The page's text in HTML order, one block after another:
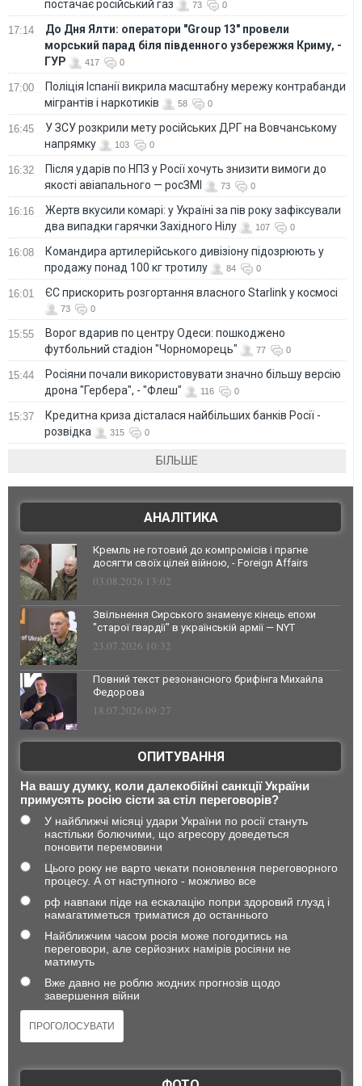
постачає російський газ 73 0
17:14
До Дня Ялти: оператори "Group 13" провели
морський парад біля південного узбережжя Криму, -
ГУР
417 0
17:00
Поліція Іспанії викрила масштабну мережу контрабанди
мігрантів і наркотиків
58 0
16:45
У ЗСУ розкрили мету російських ДРГ на Вовчанському
напрямку
103 0
16:32
Після ударів по НПЗ у Росії хочуть знизити вимоги до
якості авіапального — росЗМІ
73 0
16:16
Жертв вкусили комарі: у Україні за пів року зафіксували
два випадки гарячки Західного Нілу
107 0
16:08
Командира артилерійського дивізіону підозрюють у
продажу понад 100 кг тротилу
84 0
16:01 ЄС прискорить розгортання власного Starlink у космосі
73 0
15:55
Ворог вдарив по центру Одеси: пошкоджено
футбольний стадіон "Чорноморець"
77 0
15:44
Росіяни почали використовувати значно більшу версію
дрона "Гербера", - "Флеш"
116 0
15:37
Кредитна криза дісталася найбільших банків Росії -
розвідка
315 0
БІЛЬШЕ
АНАЛІТИКА
Кремль не готовий до компромісів і прагне
досягти своїх цілей війною, - Foreign Affairs
03.08.2026 13:02
Звільнення Сирського знаменує кінець епохи
"старої гвардії" в українській армії — NYT
23.07.2026 10:32
Повний текст резонансного брифінга Михайла
Федорова
18.07.2026 09:27
ОПИТУВАННЯ
На вашу думку, коли далекобійні санкції України
примусять росію сісти за стіл переговорів?
У найближчі місяці удари України по росії стануть
настільки болючими, що агресору доведеться
поновити перемовини
Цього року не варто чекати поновлення переговорного
процесу. А от наступного - можливо все
рф навпаки піде на ескалацію попри здоровий глузд і
намагатиметься триматися до останнього
Найближчим часом росія може погодитись на
переговори, але серйозних намірів росіяни не
матимуть
Вже давно не роблю жодних прогнозів щодо
завершення війни